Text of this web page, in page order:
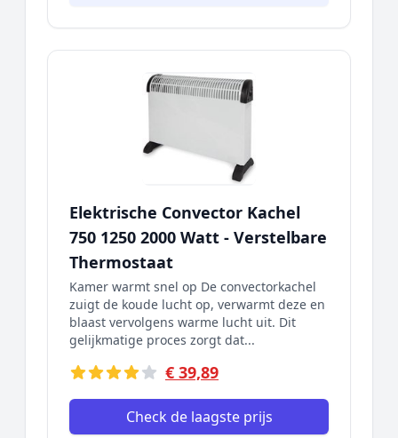
Elektrische Convector Kachel
750 1250 2000 Watt - Verstelbare
Thermostaat
Kamer warmt snel op De convectorkachel
zuigt de koude lucht op, verwarmt deze en
blaast vervolgens warme lucht uit. Dit
gelijkmatige proces zorgt dat...
€ 39,89
Check de laagste prijs